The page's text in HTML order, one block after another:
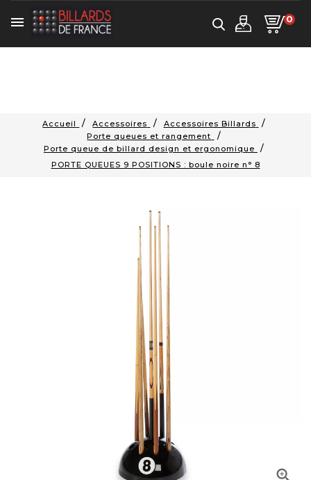
 0
Accueil Accessoires
Accessoires Billards
Porte queues et rangement
Porte queue de billard design et ergonomique
PORTE QUEUES 9 POSITIONS : boule noire n° 8
